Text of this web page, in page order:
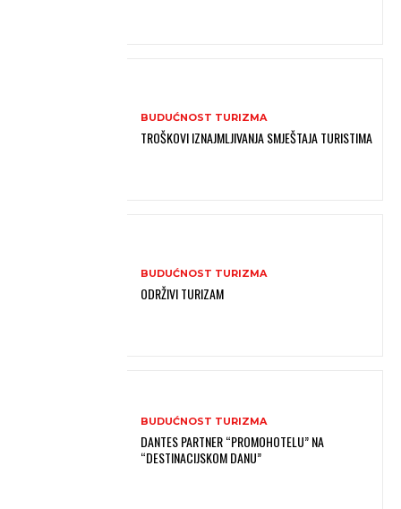
BUDUĆNOST TURIZMA
TROŠKOVI IZNAJMLJIVANJA SMJEŠTAJA TURISTIMA
BUDUĆNOST TURIZMA
ODRŽIVI TURIZAM
BUDUĆNOST TURIZMA
DANTES PARTNER “PROMOHOTELU” NA
“DESTINACIJSKOM DANU”